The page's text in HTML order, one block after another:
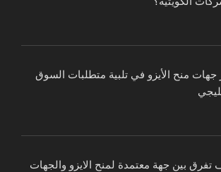
جهات منح الأيزو في تلبية متطلبات السوق
تفرق بين جهة معتمدة لمنح الايزو والجهات